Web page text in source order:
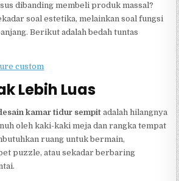
dibanding membeli produk massal?
soal estetika, melainkan soal fungsi
Berikut adalah bedah tuntas
custom
Lebih Luas
kamar tidur sempit adalah hilangnya
oleh kaki-kaki meja dan rangka tempat
ruang untuk bermain,
puzzle, atau sekadar berbaring